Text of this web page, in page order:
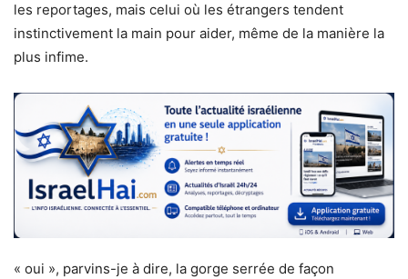
les reportages, mais celui où les étrangers tendent
instinctivement la main pour aider, même de la manière la
plus infime.
« oui », parvins-je à dire, la gorge serrée de façon